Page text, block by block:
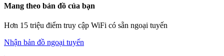
Mang theo bản đồ của bạn
Hơn 15 triệu điểm truy cập WiFi có sẵn ngoại tuyến
Nhận bản đồ ngoại tuyến